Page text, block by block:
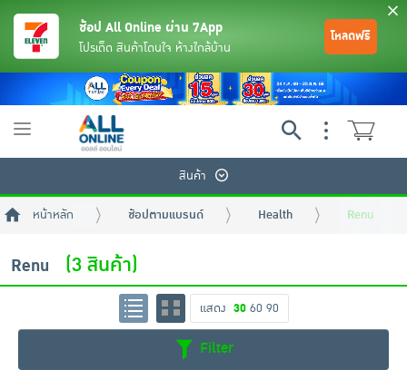
ช้อป All Online ผ่าน 7App
โปรเด็ด สินค้าโดนใจ ห้างใกล้บ้าน
โหลดฟรี
Toggle
สินค้า
หน้าหลัก ช้อปตามแบรนด์ Health Renu
Renu (3 สินค้า)
แสดง 30 60 90
Filter